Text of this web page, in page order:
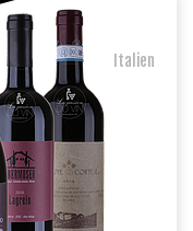
Italien